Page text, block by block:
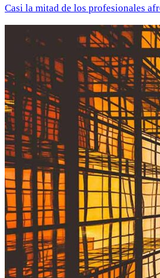
Casi la mitad de los profesionales